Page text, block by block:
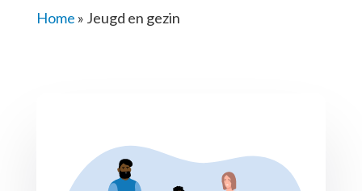
Home » Jeugd en gezin